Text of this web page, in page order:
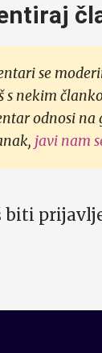
se
s nekim
odnosi na
javi nam
biti